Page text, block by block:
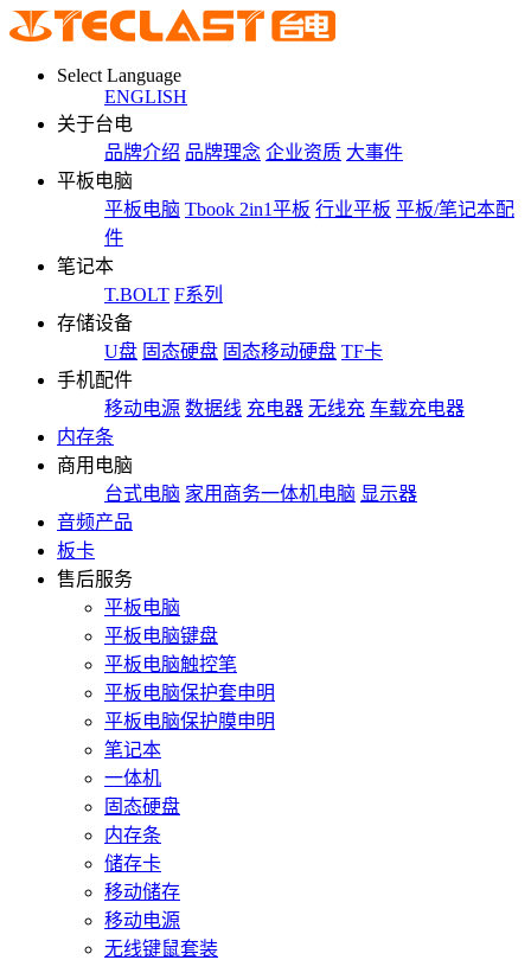
Select Language
ENGLISH
关于台电
品牌介绍 品牌理念 企业资质 大事件
平板电脑
平板电脑 Tbook 2in1平板 行业平板 平板/笔记本配
件
笔记本
T.BOLT F系列
存储设备
U盘 固态硬盘 固态移动硬盘 TF卡
手机配件
移动电源 数据线 充电器 无线充 车载充电器
内存条
商用电脑
台式电脑 家用商务一体机电脑 显示器
音频产品
板卡
售后服务
平板电脑
平板电脑键盘
平板电脑触控笔
平板电脑保护套申明
平板电脑保护膜申明
笔记本
一体机
固态硬盘
内存条
储存卡
移动储存
移动电源
无线键鼠套装